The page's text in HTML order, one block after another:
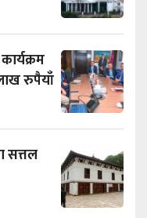
रुपैयाँ
सत्तल